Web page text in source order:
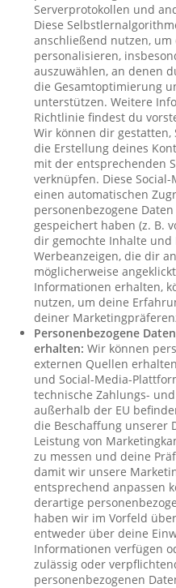
Serverprotokollen und
Diese
anschließend nutzen,
personalisieren,
auszuwählen, an denen
die Gesamtoptimierung
unterstützen. Weitere
Richtlinie findest du
Wir können dir
die Erstellung deines
mit der entsprechenden
verknüpfen. Diese
einen automatischen
personenbezogene
gespeichert haben (z. B.
dir gemochte Inhalte
Werbeanzeigen, die dir
möglicherweise
Informationen erhalten,
nutzen, um deine
deiner
Personenbezogene
erhalten: Wir können
externen Quellen
und Social-Media-
technische Zahlungs-
außerhalb der EU
die Beschaffung unserer
Leistung von
zu messen und deine
damit wir unsere
entsprechend anpassen
derartige
haben wir im Vorfeld
entweder über deine
Informationen verfügen
zulässig oder
personenbezogenen